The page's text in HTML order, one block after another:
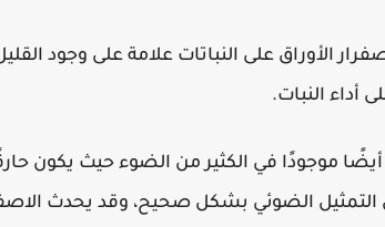
الأوراق على النباتات علامة على وجود
أداء النبات.
موجودًا في الكثير من الضوء حيث يكون
التمثيل الضوئي بشكل صحيح، وقد يحدث